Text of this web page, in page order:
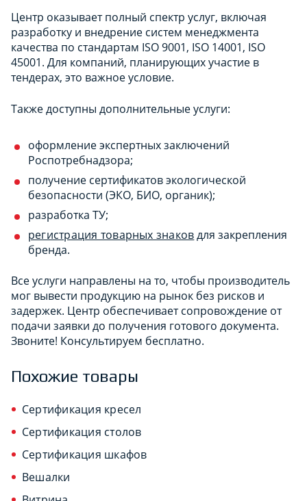
Центр оказывает полный спектр услуг, включая
разработку и внедрение систем менеджмента
качества по стандартам ISO 9001, ISO 14001, ISO
45001. Для компаний, планирующих участие в
тендерах, это важное условие.
Также доступны дополнительные услуги:
оформление экспертных заключений
Роспотребнадзора;
получение сертификатов экологической
безопасности (ЭКО, БИО, органик);
разработка ТУ;
регистрация товарных знаковдля закрепления
бренда.
Все услуги направлены на то, чтобы производитель
мог вывести продукцию на рынок без рисков и
задержек. Центр обеспечивает сопровождение от
подачи заявки до получения готового документа.
Звоните! Консультируем бесплатно.
Похожие товары
Сертификация кресел
Сертификация столов
Сертификация шкафов
Вешалки